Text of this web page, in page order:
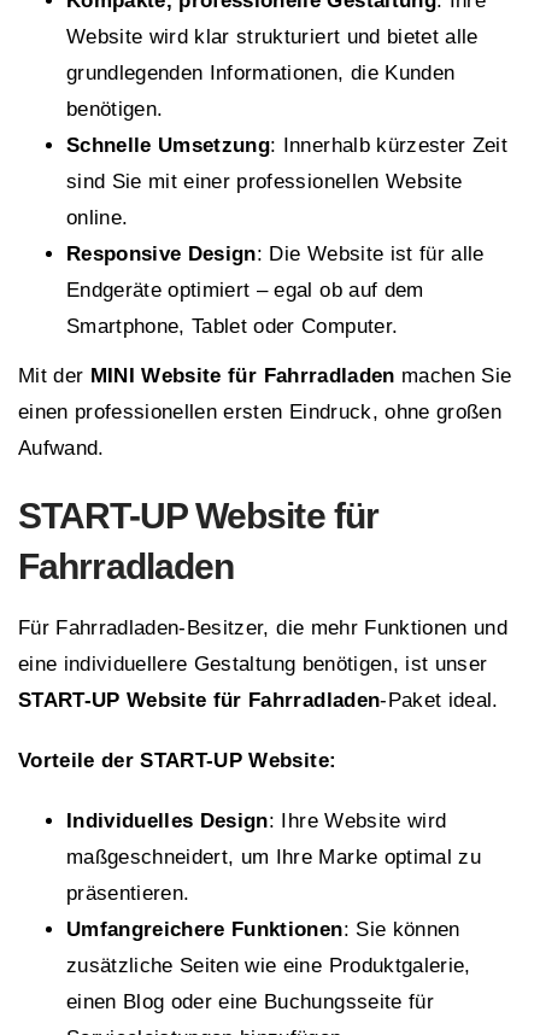
Website wird klar strukturiert und bietet alle
grundlegenden Informationen, die Kunden
benötigen.
Schnelle Umsetzung: Innerhalb kürzester Zeit
sind Sie mit einer professionellen Website
online.
Responsive Design: Die Website ist für alle
Endgeräte optimiert – egal ob auf dem
Smartphone, Tablet oder Computer.
Mit der MINI Website für Fahrradladen machen Sie
einen professionellen ersten Eindruck, ohne großen
Aufwand.
START-UPWebsite für
Fahrradladen
Für Fahrradladen-Besitzer, die mehr Funktionen und
eine individuellere Gestaltung benötigen, ist unser
START-UP Website für Fahrradladen-Paket ideal.
Vorteile der START-UP Website:
Individuelles Design: Ihre Website wird
maßgeschneidert, um Ihre Marke optimal zu
präsentieren.
Umfangreichere Funktionen: Sie können
zusätzliche Seiten wie eine Produktgalerie,
einen Blog oder eine Buchungsseite für